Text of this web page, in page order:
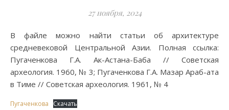
27 ноября, 2024
В файле можно найти статьи об архитектуре
средневековой Центральной Азии. Полная ссылка:
Пугаченкова Г.А. Ак-Астана-Баба // Советская
археология. 1960, № 3; Пугаченкова Г.А. Мазар Араб-ата
в Тиме // Советская археология. 1961, № 4
Пугаченкова Скачать